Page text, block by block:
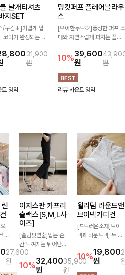
날개티셔츠
지SET
구김↓]가볍게 입
코디가 완성되는 세
날개 소매가 우아한
더해드립니다💕 잔
텍스처 소재와 편안
으로 하루 종일 산
하게 즐겨보세요!
31,900
원
트 영역
밍킷퍼프 플레어블라우
스
[우아한무드🤍]풍성한 퍼프 소
매와 자연스럽게 퍼지는 플레
를 완성해주는 블라우스 🤍 체
형을 자연스럽게 커버해주며
걸을 때마다 살랑이는 핏으로
데일리룩부터 데이트룩까지 화
사하게 즐기기 좋은 아이템이
10%39,600
원
원
리뷰 카운트 영역
린
뜻
넥
27,600
원
이지스판 카프리
슬랙스[S,M,L사
이즈]
[슬림핏연출]입는 순
간 느껴지는 뛰어난
신축성으로 활동량 많
은 날에도 편안하게
🌿 발목이 드러나는
10%32,400
원
35,900
원
윌리덤 라운드앤
브이넥가디건
[부드러운소재]브이
넥과 라운드넥, 두 가
맞게 선택할 수 있는
활용도 높은 가디건
🤍 부드러운 착용감
10%19,800
원